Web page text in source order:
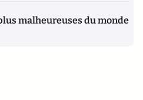
malheureuses du monde